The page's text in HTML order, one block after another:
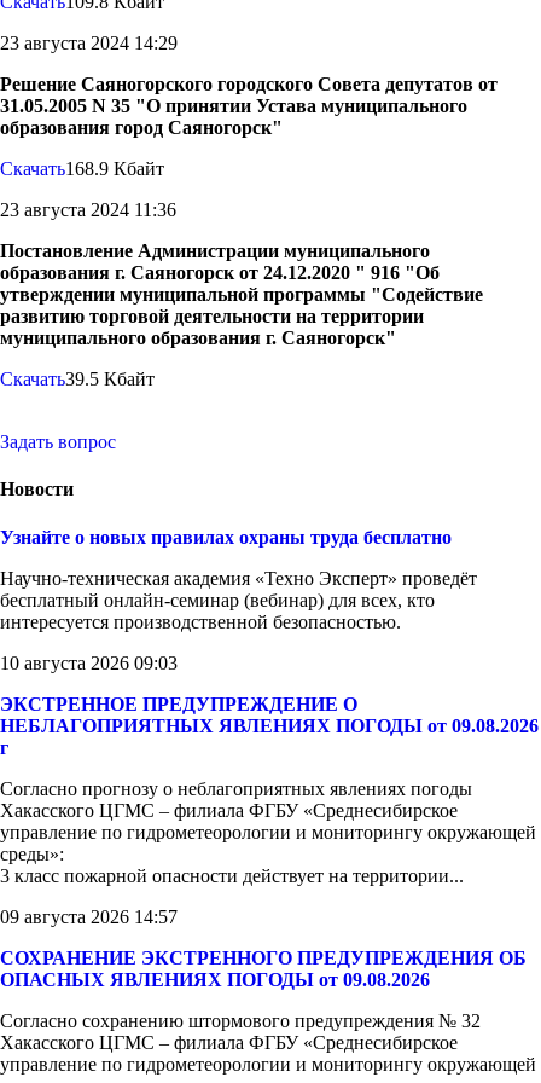
23 августа 2024 14:29
Решение Саяногорского городского Совета депутатов от
31.05.2005 N 35 "О принятии Устава муниципального
образования город Саяногорск"
Скачать168.9 Кбайт
23 августа 2024 11:36
Постановление Администрации муниципального
образования г. Саяногорск от 24.12.2020 " 916 "Об
утверждении муниципальной программы "Содействие
развитию торговой деятельности на территории
муниципального образования г. Саяногорск"
Скачать39.5 Кбайт
Задать вопрос
Новости
Узнайте о новых правилах охраны труда бесплатно
Научно-техническая академия «Техно Эксперт» проведёт
бесплатный онлайн-семинар (вебинар) для всех, кто
интересуется производственной безопасностью.
10 августа 2026 09:03
ЭКСТРЕННОЕ ПРЕДУПРЕЖДЕНИЕ О
НЕБЛАГОПРИЯТНЫХ ЯВЛЕНИЯХ ПОГОДЫ от 09.08.2026
г
Согласно прогнозу о неблагоприятных явлениях погоды
Хакасского ЦГМС – филиала ФГБУ «Среднесибирское
управление по гидрометеорологии и мониторингу окружающей
среды»:
3 класс пожарной опасности действует на территории...
09 августа 2026 14:57
СОХРАНЕНИЕ ЭКСТРЕННОГО ПРЕДУПРЕЖДЕНИЯ ОБ
ОПАСНЫХ ЯВЛЕНИЯХ ПОГОДЫ от 09.08.2026
Согласно сохранению штормового предупреждения № 32
Хакасского ЦГМС – филиала ФГБУ «Среднесибирское
управление по гидрометеорологии и мониторингу окружающей